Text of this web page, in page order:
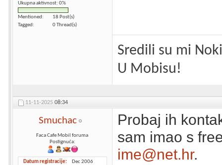
Ukupna aktivnost: 0%
Mentioned
18 Post(s)
Tagged
0 Thread(s)
Sredili su mi
U Mobisu!
11-11-2025 08:34
Smuchac
Faca Cafe Mobil foruma
Postignuća:
Datum registracije Dec 2006
Probaj ih
sam imao s
ime@net.hr.